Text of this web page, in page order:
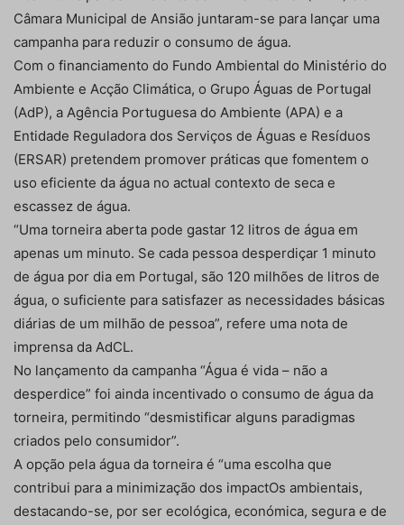
Câmara Municipal de Ansião juntaram-se para lançar uma
campanha para reduzir o consumo de água.
Com o financiamento do Fundo Ambiental do Ministério do
Ambiente e Acção Climática, o Grupo Águas de Portugal
(AdP), a Agência Portuguesa do Ambiente (APA) e a
Entidade Reguladora dos Serviços de Águas e Resíduos
(ERSAR) pretendem promover práticas que fomentem o
uso eficiente da água no actual contexto de seca e
escassez de água.
“Uma torneira aberta pode gastar 12 litros de água em
apenas um minuto. Se cada pessoa desperdiçar 1 minuto
de água por dia em Portugal, são 120 milhões de litros de
água, o suficiente para satisfazer as necessidades básicas
diárias de um milhão de pessoa”, refere uma nota de
imprensa da AdCL.
No lançamento da campanha “Água é vida – não a
desperdice” foi ainda incentivado o consumo de água da
torneira, permitindo “desmistificar alguns paradigmas
criados pelo consumidor”.
A opção pela água da torneira é “uma escolha que
contribui para a minimização dos impactOs ambientais,
destacando-se, por ser ecológica, económica, segura e de